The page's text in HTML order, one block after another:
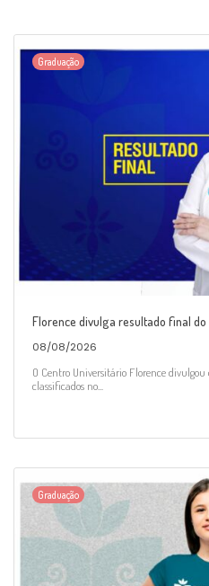
Graduação
Florence divulga resultado final
08/08/2026
O Centro Universitário Florence
classificados no...
Graduação